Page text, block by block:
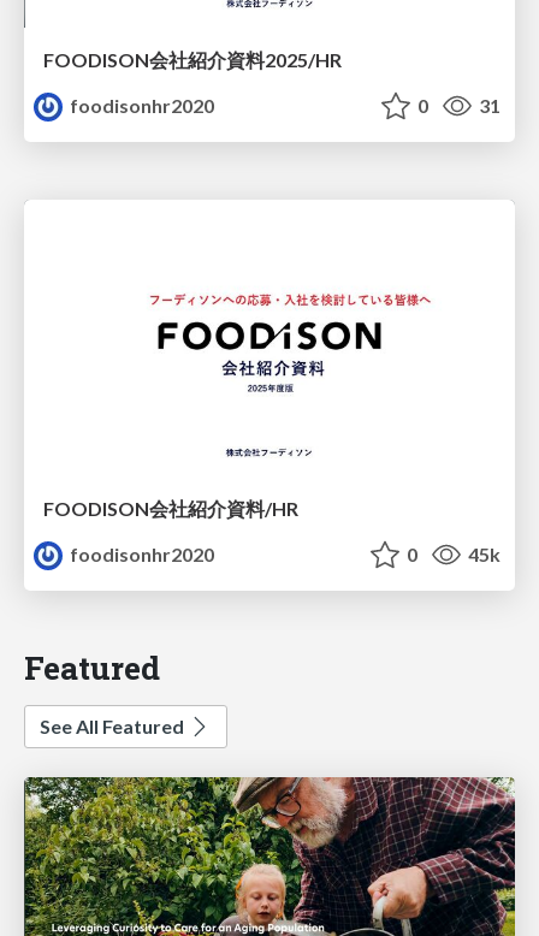
FOODISON会社紹介資料2025/HR
foodisonhr2020
0 31
FOODISON会社紹介資料/HR
foodisonhr2020
0 45k
Featured
See All Featured